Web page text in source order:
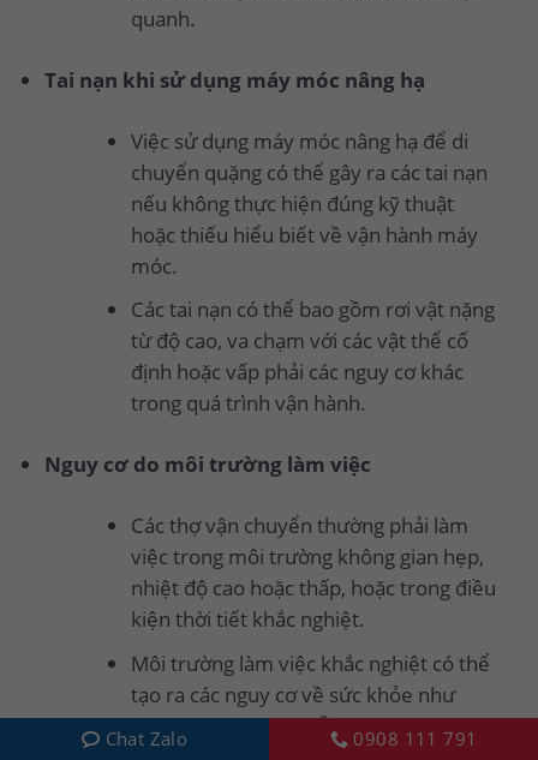
quanh.
Tai nạn khi sử dụng máy móc nâng hạ
Việc sử dụng máy móc nâng hạ để di
chuyển quặng có thể gây ra các tai nạn
nếu không thực hiện đúng kỹ thuật
hoặc thiếu hiểu biết về vận hành máy
móc.
Các tai nạn có thể bao gồm rơi vật nặng
từ độ cao, va chạm với các vật thể cố
định hoặc vấp phải các nguy cơ khác
trong quá trình vận hành.
Nguy cơ do môi trường làm việc
Các thợ vận chuyển thường phải làm
việc trong môi trường không gian hẹp,
nhiệt độ cao hoặc thấp, hoặc trong điều
kiện thời tiết khắc nghiệt.
Môi trường làm việc khắc nghiệt có thể
tạo ra các nguy cơ về sức khỏe như
trượt té, nguy cơ nhiễm độc hại hoặc
Chat Zalo 0908 111 791